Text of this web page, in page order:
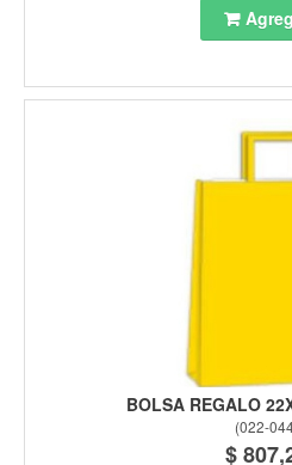
BOLSA REGALO
(022-
$